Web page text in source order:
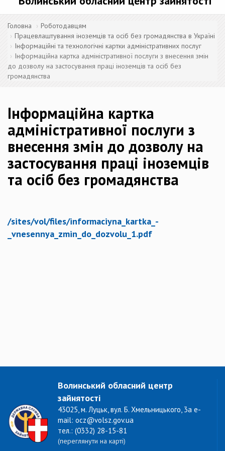
Головна
Роботодавцям
Працевлаштування іноземців та осіб без громадянства в Україні
Інформаційні та технологічні картки адміністративних послуг
Інформаційна картка адміністративної послуги з внесення змін
до дозволу на застосування праці іноземців та осіб без
громадянства
Інформаційна картка
адміністративної послуги з
внесення змін до дозволу на
застосування праці іноземців
та осіб без громадянства
/sites/vol/files/informaciyna_kartka_-
_vnesennya_zmin_do_dozvolu_1.pdf
Волинський обласний центр
зайнятості
43025, м. Луцьк, вул. Б. Хмельницького, 3а e-
mail: ocz@volsz.gov.ua
тел.: (0332) 28-15-81
(переглянути на карті)